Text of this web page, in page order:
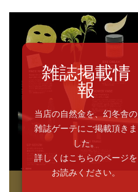
雑誌掲載情
報
当店の自然金を、幻冬舎の
雑誌ゲーテにご掲載頂きま
した。
詳しくはこちらのページを
お読みください。